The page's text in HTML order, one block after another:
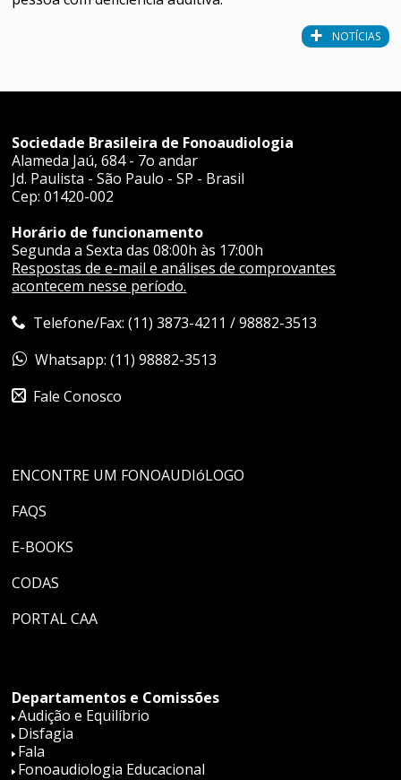
NOTÍCIAS
Sociedade Brasileira de Fonoaudiologia
Alameda Jaú, 684 - 7o andar
Jd. Paulista - São Paulo - SP - Brasil
Cep: 01420-002
Horário de funcionamento
Segunda a Sexta das 08:00h às 17:00h
Respostas de e-mail e análises de comprovantes
acontecem nesse período.
Telefone/Fax: (11) 3873-4211 / 98882-3513
Whatsapp: (11) 98882-3513
Fale Conosco
ENCONTRE UM FONOAUDIóLOGO
FAQS
E-BOOKS
CODAS
PORTAL CAA
Departamentos e Comissões
Audição e Equilíbrio
Disfagia
Fala
Fonoaudiologia Educacional